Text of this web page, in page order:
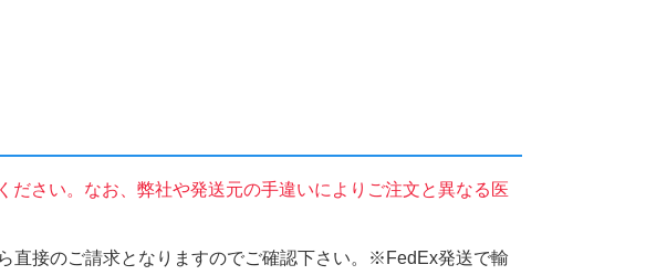
さい。なお、弊社や発送元の手違いによりご注文と異なる医
直接のご請求となりますのでご確認下さい。※FedEx発送で輸